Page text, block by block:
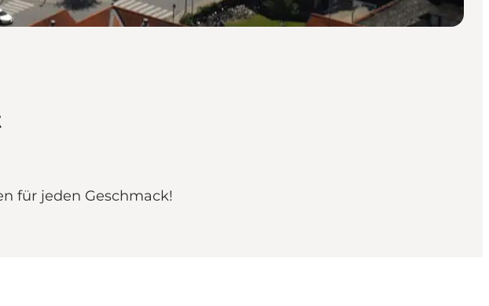
für jeden Geschmack!